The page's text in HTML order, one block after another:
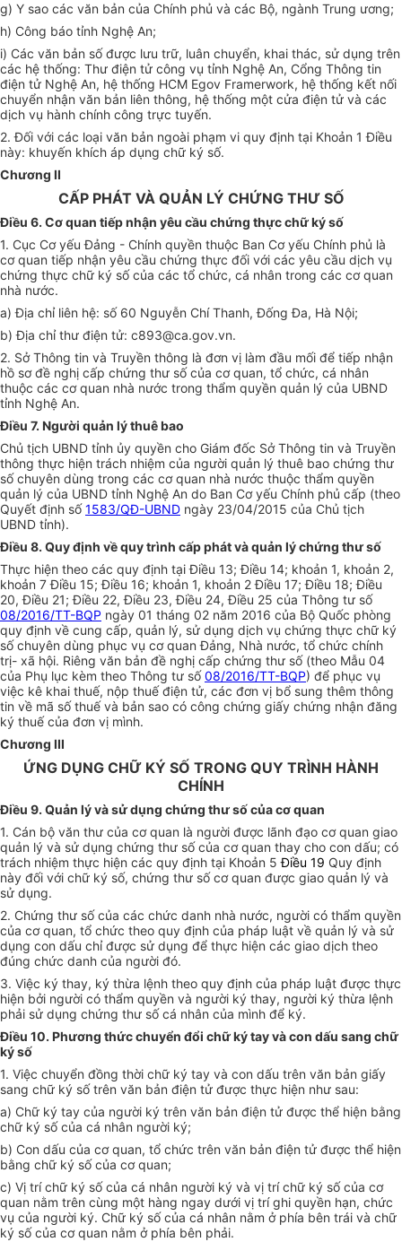
g) Y sao các văn bản của Chính phủ và các Bộ, ngành Trung ương;
h) Công báo tỉnh Nghệ An;
i) Các văn bản số được lưu trữ, luân chuyển, khai thác, sử dụng trên
các hệ thống: Thư điện tử công vụ tỉnh Nghệ An, Cổng Thông tin
điện tử Nghệ An, hệ thống HCM Egov Framerwork, hệ thống kết nối
chuyển nhận văn bản liên thông, hệ thống một cửa điện tử và các
dịch vụ hành chính công trực tuyến.
2. Đối với các loại văn bản ngoài phạm vi quy định tại Khoản 1 Điều
này: khuyến khích áp dụng chữ ký số.
Chương II
CẤP PHÁT VÀ QUẢN LÝ CHỨNG THƯ SỐ
Điều 6. Cơ quan tiếp nhận yêu cầu chứng thực chữ ký số
1. Cục Cơ yếu Đảng - Chính quyền thuộc Ban Cơ yếu Chính phủ là
cơ quan tiếp nhận yêu cầu chứng thực đối với các yêu cầu dịch vụ
chứng thực chữ ký số của các tổ chức, cá nhân trong các cơ quan
nhà nước.
a) Địa chỉ liên hệ: số 60 Nguyễn Chí Thanh, Đống Đa, Hà Nội;
b) Địa chỉ thư điện tử: c893@ca.gov.vn.
2. Sở Thông tin và Truyền thông là đơn vị làm đầu mối để tiếp nhận
hồ sơ đề nghị cấp chứng thư số của cơ quan, tổ chức, cá nhân
thuộc các cơ quan nhà nước trong thẩm quyền quản lý của UBND
tỉnh Nghệ An.
Điều 7. Người quản lý thuê bao
Chủ tịch UBND tỉnh ủy quyền cho Giám đốc Sở Thông tin và Truyền
thông thực hiện trách nhiệm của người quản lý thuê bao chứng thư
số chuyên dùng trong các cơ quan nhà nước thuộc thẩm quyền
quản lý của UBND tỉnh Nghệ An do Ban Cơ yếu Chính phủ cấp (theo
Quyết định số1583/QĐ-UBND ngày 23/04/2015 của Chủ tịch
UBND tỉnh).
Điều 8. Quy định về quy trình cấp phát và quản lý chứng thư số
Thực hiện theo các quy định tại Điều 13; Điều 14; khoản 1, khoản 2,
khoản 7 Điều 15; Điều 16; khoản 1, khoản 2 Điều 17; Điều 18; Điều
20, Điều 21; Điều 22, Điều 23, Điều 24, Điều 25 của Thông tư số
08/2016/TT-BQP ngày 01 tháng 02 năm 2016 của Bộ Quốc phòng
quy định về cung cấp, quản lý, sử dụng dịch vụ chứng thực chữ ký
số chuyên dùng phục vụ cơ quan Đảng, Nhà nước, tổ chức chính
trị- xã hội. Riêng văn bản đề nghị cấp chứng thư số (theo Mẫu 04
của Phụ lục kèm theo Thông tư số08/2016/TT-BQP) để phục vụ
việc kê khai thuế, nộp thuế điện tử, các đơn vị bổ sung thêm thông
tin về mã số thuế và bản sao có công chứng giấy chứng nhận đăng
ký thuế của đơn vị mình.
Chương III
ỨNG DỤNG CHỮ KÝ SỐ TRONG QUY TRÌNH HÀNH
CHÍNH
Điều 9. Quản lý và sử dụng chứng thư số của cơ quan
1. Cán bộ văn thư của cơ quan là người được lãnh đạo cơ quan giao
quản lý và sử dụng chứng thư số của cơ quan thay cho con dấu; có
trách nhiệm thực hiện các quy định tại Khoản 5Điều 19 Quy định
này đối với chữ ký số, chứng thư số cơ quan được giao quản lý và
sử dụng.
2. Chứng thư số của các chức danh nhà nước, người có thẩm quyền
của cơ quan, tổ chức theo quy định của pháp luật về quản lý và sử
dụng con dấu chỉ được sử dụng để thực hiện các giao dịch theo
đúng chức danh của người đó.
3. Việc ký thay, ký thừa lệnh theo quy định của pháp luật được thực
hiện bởi người có thẩm quyền và người ký thay, người ký thừa lệnh
phải sử dụng chứng thư số cá nhân của mình để ký.
Điều 10. Phương thức chuyển đổi chữ ký tay và con dấu sang chữ
ký số
1. Việc chuyển đồng thời chữ ký tay và con dấu trên văn bản giấy
sang chữ ký số trên văn bản điện tử được thực hiện như sau:
a) Chữ ký tay của người ký trên văn bản điện tử được thể hiện bằng
chữ ký số của cá nhân người ký;
b) Con dấu của cơ quan, tổ chức trên văn bản điện tử được thể hiện
bằng chữ ký số của cơ quan;
c) Vị trí chữ ký số của cá nhân người ký và vị trí chữ ký số của cơ
quan nằm trên cùng một hàng ngay dưới vị trí ghi quyền hạn, chức
vụ của người ký. Chữ ký số của cá nhân nằm ở phía bên trái và chữ
ký số của cơ quan nằm ở phía bên phải.